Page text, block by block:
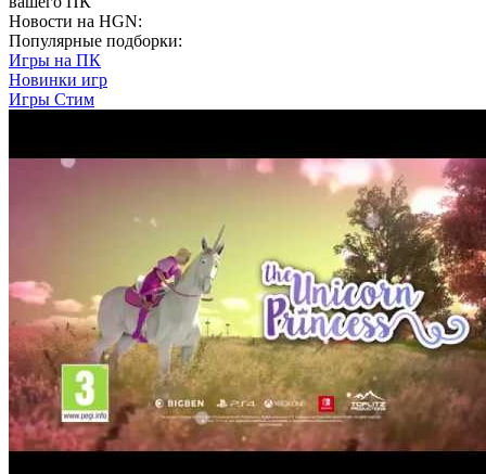
Новости на HGN:
Популярные подборки:
Игры на ПК
Новинки игр
Игры Стим